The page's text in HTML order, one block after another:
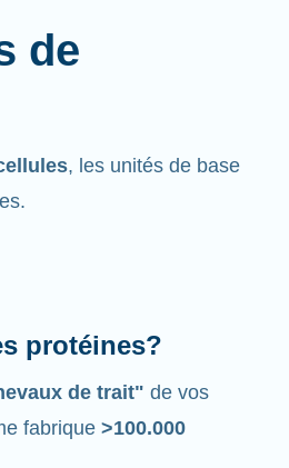
de
, les unités de base
protéines?
de trait" de vos
fabrique >100.000